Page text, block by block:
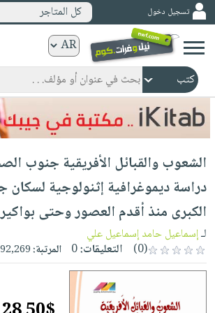
ورقية
المواضيع
صدر
حديثاً
الأكثر
مبيعاً
جوائز
شحن
مخفض
عروض
خاصة
مشوقة
كتب
الكترونية
الرئيسية
صدر
حديثاً
الأكثر
مبيعاً
كتب
صوتية
الصفحة
الرئيسية
masmu3
حدود
أطفال
وناشئة
وسائل
تسجيل دخول كل المتاجر
الشعوب والقبائل الأفريقية جنوب
دراسة ديموغرافية إثنولوجية
الكبرى منذ أقدم العصور وحتى
لـإسماعيل حامد إسماعيل علي
(0)
التعليقات:0 المرتبة:92,269